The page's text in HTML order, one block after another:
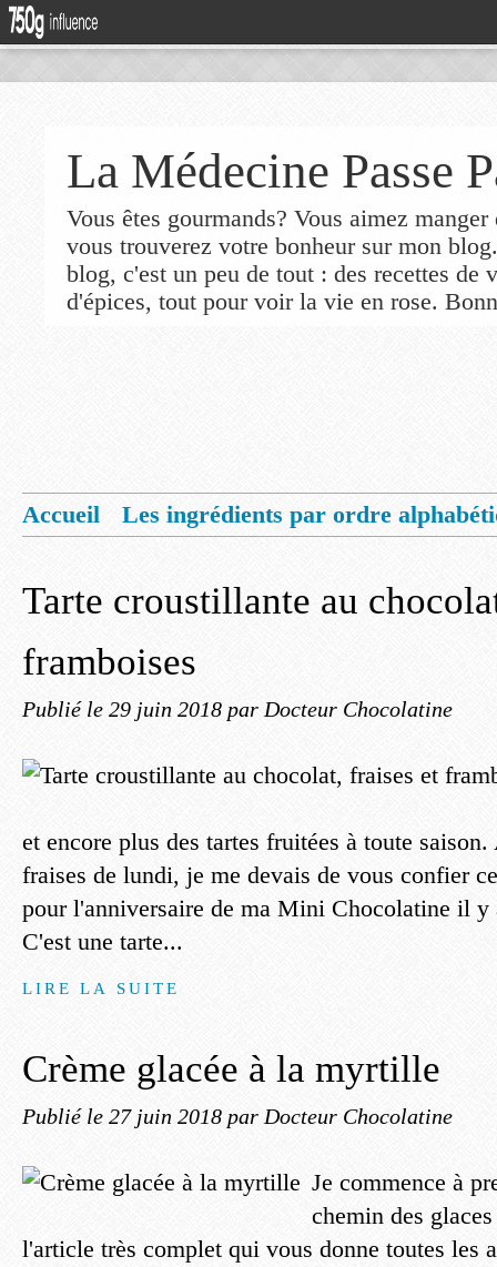
La Médecine Passe
Vous êtes gourmands? Vous aimez
vous trouverez votre bonheur sur mon
blog, c'est un peu de tout : des recettes de
d'épices, tout pour voir la vie en rose.
Accueil
Les ingrédients par ordre
Tarte croustillante au
framboises
Publié le 29 juin 2018 par Docteur Chocolatine
et encore plus des tartes fruitées à toute
fraises de lundi, je me devais de vous confier
pour l'anniversaire de ma Mini Chocolatine il y
C'est une tarte...
LIRE LA SUITE
Crème glacée à la myrtille
Publié le 27 juin 2018 par Docteur Chocolatine
Je commence à
chemin des
l'article très complet qui vous donne toutes les